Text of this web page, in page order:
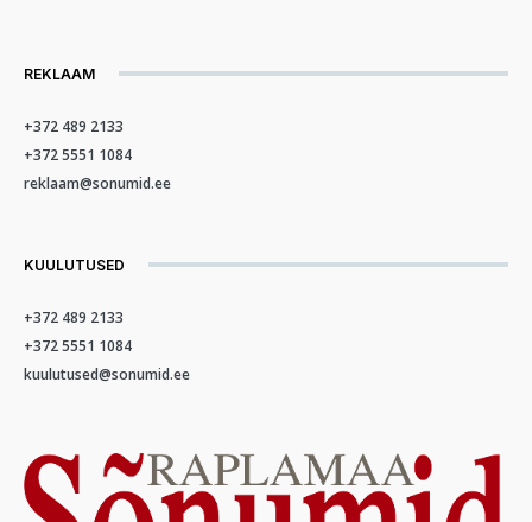
REKLAAM
+372 489 2133
+372 5551 1084
reklaam@sonumid.ee
KUULUTUSED
+372 489 2133
+372 5551 1084
kuulutused@sonumid.ee